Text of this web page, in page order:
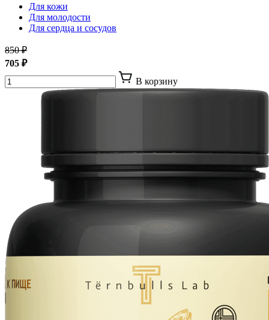
Для кожи
Для молодости
Для сердца и сосудов
850 ₽
705 ₽
В корзину